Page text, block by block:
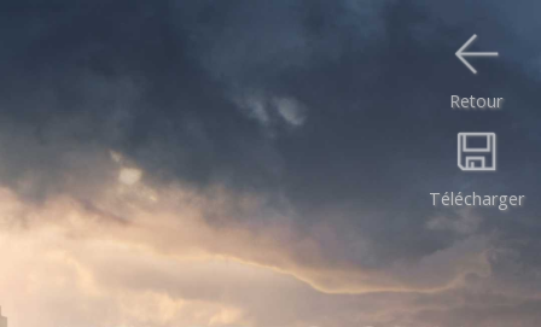
Télécharger
Retour